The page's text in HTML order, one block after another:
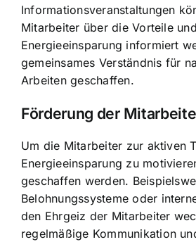
Informationsveranstaltungen
Mitarbeiter über die Vorteile
Energieeinsparung informiert
gemeinsames Verständnis für
Arbeiten geschaffen.
Förderung der
Um die Mitarbeiter zur aktiven
Energieeinsparung zu
geschaffen werden.
Belohnungssysteme oder
den Ehrgeiz der Mitarbeiter
regelmäßige Kommunikation